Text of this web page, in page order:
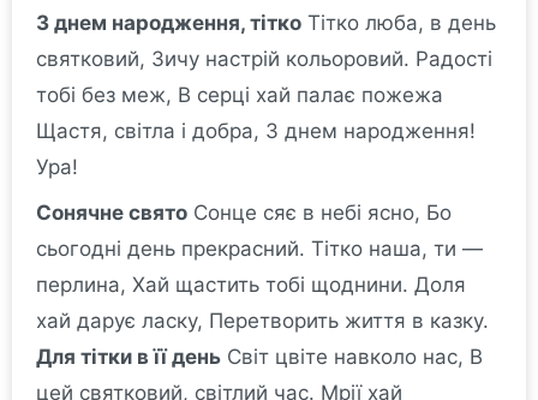
З днем народження, тітко Тітко люба, в день
святковий, Зичу настрій кольоровий. Радості
тобі без меж, В серці хай палає пожежа
Щастя, світла і добра, З днем народження!
Ура!
Сонячне свято Сонце сяє в небі ясно, Бо
сьогодні день прекрасний. Тітко наша, ти —
перлина, Хай щастить тобі щоднини. Доля
хай дарує ласку, Перетворить життя в казку.
Для тітки в її день Світ цвіте навколо нас, В
цей святковий, світлий час. Мрії хай